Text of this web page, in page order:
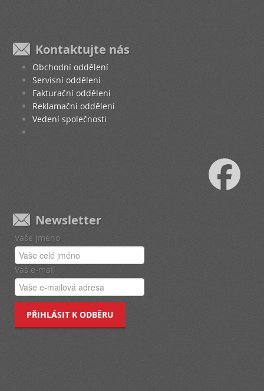
Kontaktujte nás
Obchodní oddělení
Servisní oddělení
Fakturační oddělení
Reklamační oddělení
Vedení společnosti
Newsletter
Vaše jméno
Váš e-mail
PŘIHLÁSIT K ODBĚRU